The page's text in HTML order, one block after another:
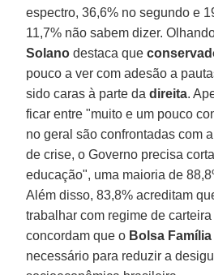
espectro, 36,6% no segundo e
11,7% não sabem dizer.
Solano destaca que
pouco a ver com adesão a
sido caras à parte dadireita.
ficar entre "muito e um pouco
no geral são confrontadas com
de crise, o Governo precisa
educação", uma maioria de
Além disso, 83,8% acreditam
trabalhar com regime de
concordam que o Bolsa Família
necessário para reduzir a